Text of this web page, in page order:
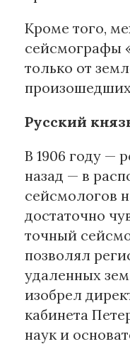
Кроме того,
сейсмографы
только от
Русский
В 1906 году —
назад — в
сейсмологов
достаточно
точный
позволял
удаленных
изобрел
кабинета
наук и